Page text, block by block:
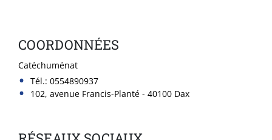
COORDONNÉES
Catéchuménat
Tél.: 0554890937
102, avenue Francis-Planté - 40100 Dax